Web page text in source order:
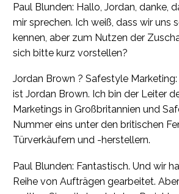
Paul Blunden: Hallo, Jordan, danke,
mir sprechen. Ich weiß, dass wir uns
kennen, aber zum Nutzen der
sich bitte kurz vorstellen?
Jordan Brown ? Safestyle
ist Jordan Brown. Ich bin der Leiter
Marketings in Großbritannien und
Nummer eins unter den britischen
Türverkäufern und -herstellern.
Paul Blunden: Fantastisch. Und wir
Reihe von Aufträgen gearbeitet.